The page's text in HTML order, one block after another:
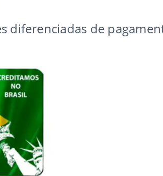
diferenciadas de